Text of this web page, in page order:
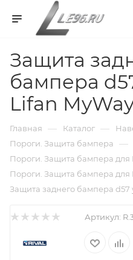
Защита
бампера
Lifan
Главная — Каталог —
Пороги. Защита бампера —
Пороги. Защита бампера для
Пороги. Защита бампера для
Защита заднего бампера d57
Артикул: